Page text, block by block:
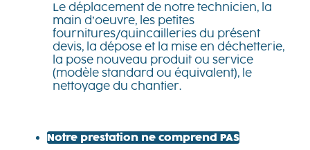
Le déplacement de notre technicien, la
main d’oeuvre, les petites
fournitures/quincailleries du présent
devis, la dépose et la mise en déchetterie,
la pose nouveau produit ou service
(modèle standard ou équivalent), le
nettoyage du chantier.
Notre prestation ne comprend PAS